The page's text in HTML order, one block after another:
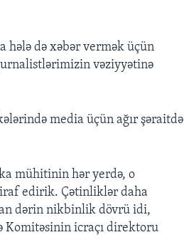
hələ də xəbər vermək üçün
vəziyyətinə
media üçün ağır şəraitdə
mühitinin hər yerdə, o
edirik. Çətinliklər daha
dərin nikbinlik dövrü idi,
Komitəsinin icraçı direktoru